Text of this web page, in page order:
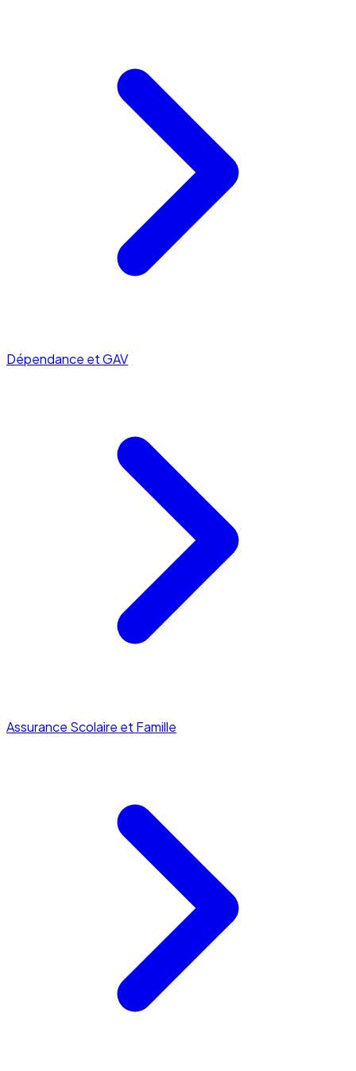
Dépendance et GAV
Assurance Scolaire et Famille